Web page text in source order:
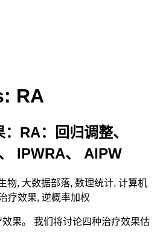
RA
RA：回归调整、
IPWRA、 AIPW
物, 大数据部落, 数理统计, 计算机
疗效果, 逆概率加权
果。 我们将讨论四种治疗效果估